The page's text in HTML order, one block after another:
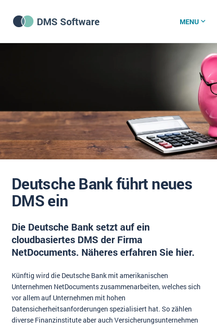
DMS Software
DMS News
Was ist DMS?
Offene Stellen bei CRM-Lieferanten
Über uns
Impressum
Kontakt
MENU
Deutsche Bank führt neues
DMS ein
Die Deutsche Bank setzt auf ein
cloudbasiertes DMS der Firma
NetDocuments. Näheres erfahren Sie hier.
Künftig wird die Deutsche Bank mit amerikanischen
Unternehmen NetDocuments zusammenarbeiten, welches sich
vor allem auf Unternehmen mit hohen
Datensicherheitsanforderungen spezialisiert hat. So zählen
diverse Finanzinstitute aber auch Versicherungsunternehmen